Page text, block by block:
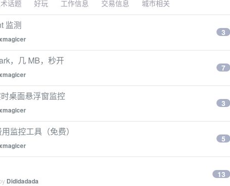
话题 好玩 工作信息 交易信息 城市相关
监测
3
，几 MB，秒开
7
桌面悬浮窗监控
3
监控工具（免费）
5
Dididadada
13